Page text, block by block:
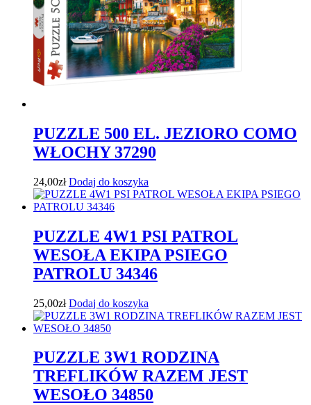
PUZZLE 500 EL. JEZIORO COMO
WŁOCHY 37290
24,00zł Dodaj do koszyka
PUZZLE 4W1 PSI PATROL
WESOŁA EKIPA PSIEGO
PATROLU 34346
25,00zł Dodaj do koszyka
PUZZLE 3W1 RODZINA
TREFLIKÓW RAZEM JEST
WESOŁO 34850